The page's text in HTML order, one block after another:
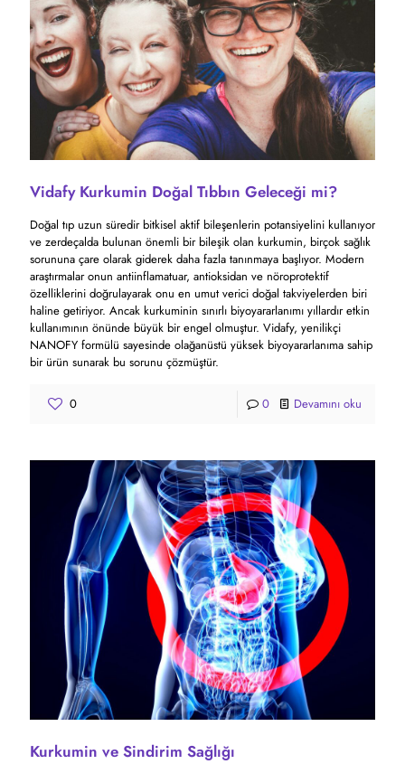
Vidafy Kurkumin Doğal Tıbbın Geleceği mi?
Doğal tıp uzun süredir bitkisel aktif bileşenlerin potansiyelini kullanıyor
ve zerdeçalda bulunan önemli bir bileşik olan kurkumin, birçok sağlık
sorununa çare olarak giderek daha fazla tanınmaya başlıyor. Modern
araştırmalar onun antiinflamatuar, antioksidan ve nöroprotektif
özelliklerini doğrulayarak onu en umut verici doğal takviyelerden biri
haline getiriyor. Ancak kurkuminin sınırlı biyoyararlanımı yıllardır etkin
kullanımının önünde büyük bir engel olmuştur. Vidafy, yenilikçi
NANOFY formülü sayesinde olağanüstü yüksek biyoyararlanıma sahip
bir ürün sunarak bu sorunu çözmüştür.
0 0 Devamını oku
Kurkumin ve Sindirim Sağlığı